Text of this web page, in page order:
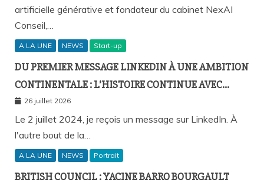
artificielle générative et fondateur du cabinet NexAI
Conseil,…
A LA UNE NEWS Start-up
DU PREMIER MESSAGE LINKEDIN À UNE AMBITION
CONTINENTALE : L’HISTOIRE CONTINUE AVEC
BIRAHIM FALL ET BICTORYS
26 juillet 2026
Le 2 juillet 2024, je reçois un message sur LinkedIn. À
l'autre bout de la…
A LA UNE NEWS Portrait
BRITISH COUNCIL : YACINE BARRO BOURGAULT